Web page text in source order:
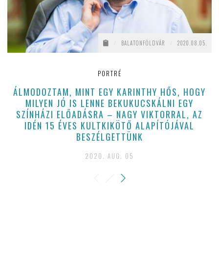
BALATONFÖLDVÁR 2020.08.05.
PORTRÉ
ÁLMODOZTAM, MINT EGY KARINTHY HŐS, HOGY
MILYEN JÓ IS LENNE BEKUKUCSKÁLNI EGY
SZÍNHÁZI ELŐADÁSRA – NAGY VIKTORRAL, AZ
IDÉN 15 ÉVES KULTKIKÖTŐ ALAPÍTÓJÁVAL
BESZÉLGETTÜNK
2020. AUG. 05